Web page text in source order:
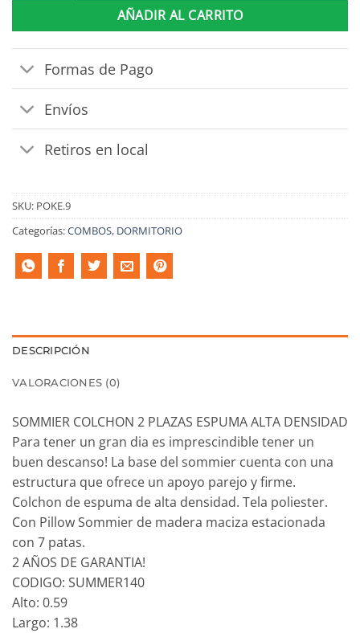
AÑADIR AL CARRITO
Formas de Pago
Envíos
Retiros en local
SKU: POKE.9
Categorías:COMBOS, DORMITORIO
DESCRIPCIÓN
VALORACIONES (0)
SOMMIER COLCHON 2 PLAZAS ESPUMA ALTA DENSIDAD
Para tener un gran dia es imprescindible tener un
buen descanso! La base del sommier cuenta con una
estructura que ofrece un apoyo parejo y firme.
Colchon de espuma de alta densidad. Tela poliester.
Con Pillow Sommier de madera maciza estacionada
con 7 patas.
2 AÑOS DE GARANTIA!
CODIGO: SUMMER140
Alto: 0.59
Largo: 1.38